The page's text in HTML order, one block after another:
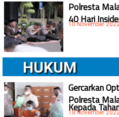
Polresta
40 Hari
10 November
HUKUM
Gercarkan
Polresta
Kepada
18 November